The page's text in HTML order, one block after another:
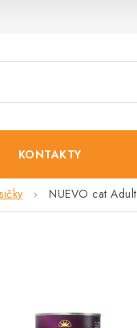
KONTAKTY
NUEVO cat